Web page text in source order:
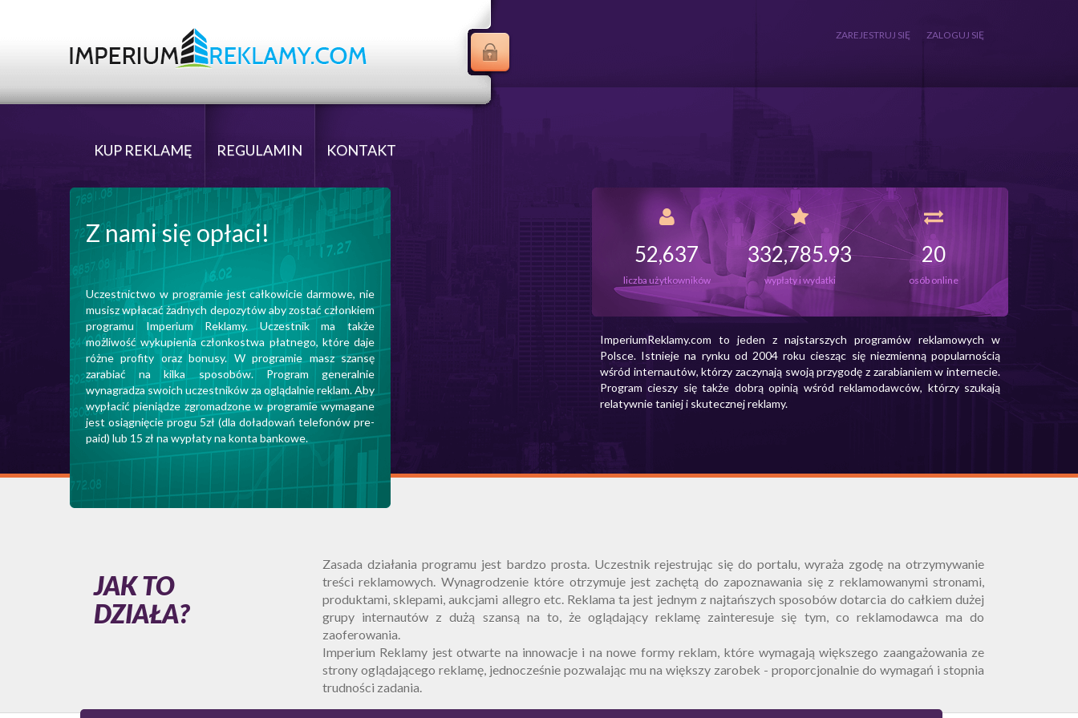
KUP REKLAMĘ REGULAMIN KONTAKT
Z nami się opłaci!
Uczestnictwo w programie jest całkowicie darmowe, nie
musisz wpłacać żadnych depozytów aby zostać członkiem
programu Imperium Reklamy. Uczestnik ma także
możliwość wykupienia członkostwa płatnego, które daje
różne profity oraz bonusy. W programie masz szansę
zarabiać na kilka sposobów. Program generalnie
wynagradza swoich uczestników za oglądalnie reklam. Aby
wypłacić pieniądze zgromadzone w programie wymagane
jest osiągnięcie progu 5zł (dla doładowań telefonów pre-
paid) lub 15 zł na wypłaty na konta bankowe.
52,637
liczba użytkowników
332,785.93
wypłaty i wydatki
20
osób online
ImperiumReklamy.com to jeden z najstarszych programów reklamowych w
Polsce. Istnieje na rynku od 2004 roku ciesząc się niezmienną popularnością
wśród internautów, którzy zaczynają swoją przygodę z zarabianiem w internecie.
Program cieszy się także dobrą opinią wśród reklamodawców, którzy szukają
relatywnie taniej i skutecznej reklamy.
JAK TO
DZIAŁA?
Zasada działania programu jest bardzo prosta. Uczestnik rejestrując się do portalu, wyraża zgodę na otrzymywanie
treści reklamowych. Wynagrodzenie które otrzymuje jest zachętą do zapoznawania się z reklamowanymi stronami,
produktami, sklepami, aukcjami allegro etc. Reklama ta jest jednym z najtańszych sposobów dotarcia do całkiem dużej
grupy internautów z dużą szansą na to, że oglądający reklamę zainteresuje się tym, co reklamodawca ma do
zaoferowania.
Imperium Reklamy jest otwarte na innowacje i na nowe formy reklam, które wymagają większego zaangażowania ze
strony oglądającego reklamę, jednocześnie pozwalając mu na większy zarobek - proporcjonalnie do wymagań i stopnia
trudności zadania.